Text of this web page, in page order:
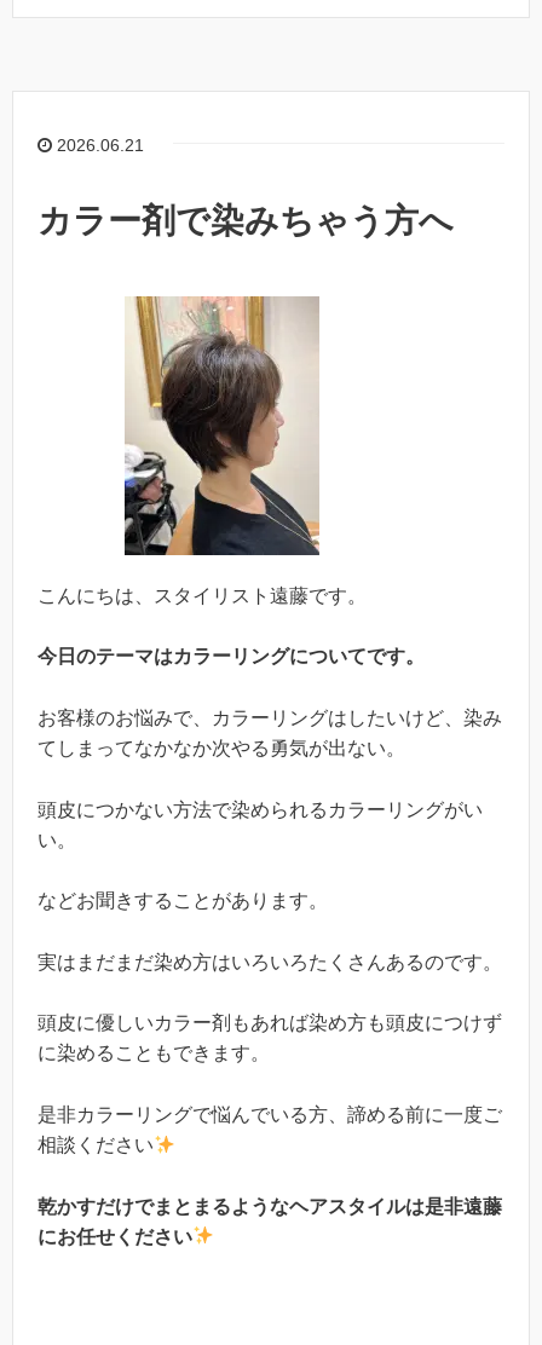
c
b
o
k
e
p
Li
2026.06.21
カラー剤で染みちゃう方へ
こんにちは、スタイリスト遠藤です。
今日のテーマはカラーリングについてです。
お客様のお悩みで、カラーリングはしたいけど、染み
てしまってなかなか次やる勇気が出ない。
頭皮につかない方法で染められるカラーリングがい
い。
などお聞きすることがあります。
実はまだまだ染め方はいろいろたくさんあるのです。
頭皮に優しいカラー剤もあれば染め方も頭皮につけず
に染めることもできます。
是非カラーリングで悩んでいる方、諦める前に一度ご
相談ください
乾かすだけでまとまるようなヘアスタイルは是非遠藤
にお任せください